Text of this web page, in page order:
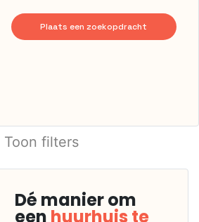
Plaats een zoekopdracht
Toon filters
Dé manier om
een huurhuis te